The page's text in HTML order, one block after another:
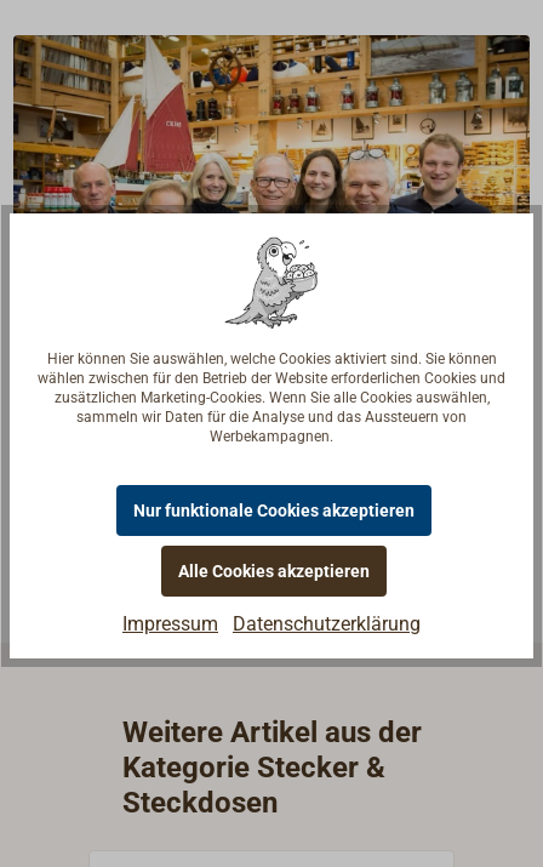
Fragen zum Artikel?
Reden Sie mit Handwerkern, Bootsbauern und
passende Antwort.
Experten kontaktieren
Weitere Artikel aus der
Kategorie Stecker &
Steckdosen
Hier können Sie auswählen, welche Cookies aktiviert sind. Sie können
wählen zwischen für den Betrieb der Website erforderlichen Cookies und
zusätzlichen Marketing-Cookies. Wenn Sie alle Cookies auswählen,
sammeln wir Daten für die Analyse und das Aussteuern von
Werbekampagnen.
Nur funktionale Cookies akzeptieren
Alle Cookies akzeptieren
Impressum Datenschutzerklärung